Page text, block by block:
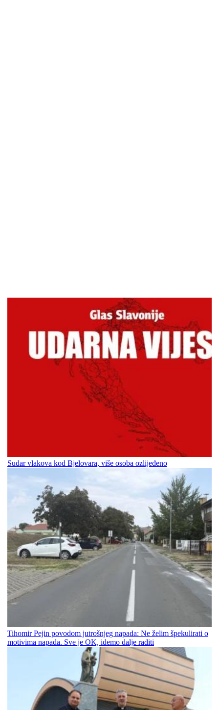
Sudar vlakova kod Bjelovara, više osoba ozlijeđeno
Tihomir Pejin povodom jutrošnjeg napada: Ne želim špekulirati o
motivima napada. Sve je OK, idemo dalje raditi